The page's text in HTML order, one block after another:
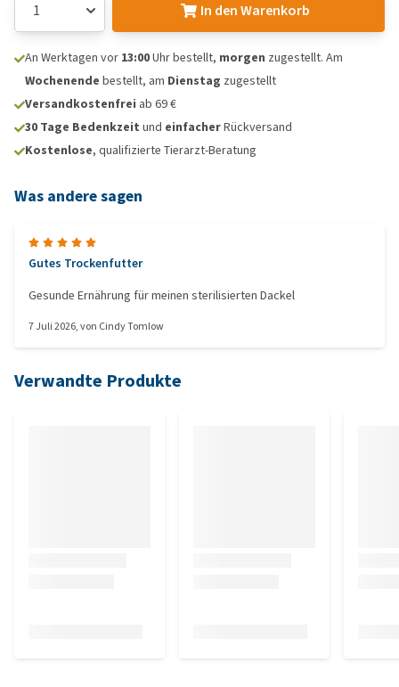
In den Warenkorb
An Werktagen vor 13:00Uhr bestellt, morgen zugestellt. Am
Wochenende bestellt, am Dienstag zugestellt
Versandkostenfrei ab 69 €
30 Tage Bedenkzeit und einfacherRückversand
Kostenlose, qualifizierte Tierarzt-Beratung
Was andere sagen
Gutes Trockenfutter
Gesunde Ernährung für meinen sterilisierten Dackel
7 Juli 2026, von Cindy Tomlow
Verwandte Produkte